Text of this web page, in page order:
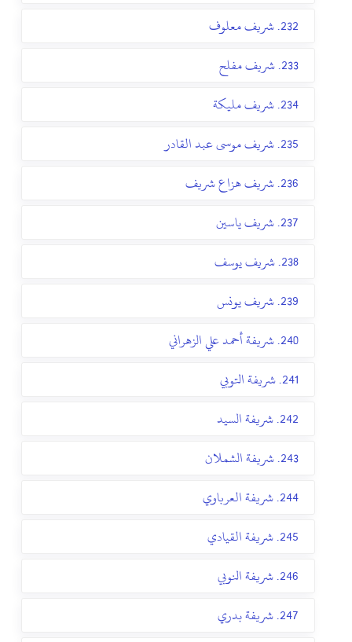
232. شريف معلوف
233. شريف مفلح
234. شريف مليكة
235. شريف موسى عبد القادر
236. شريف هزاع شريف
237. شريف ياسين
238. شريف يوسف
239. شريف يونس
240. شريفة أحمد علي الزهراني
241. شريفة التوبي
242. شريفة السيد
243. شريفة الشملان
244. شريفة العرباوي
245. شريفة القيادي
246. شريفة النوبي
247. شريفة بدري